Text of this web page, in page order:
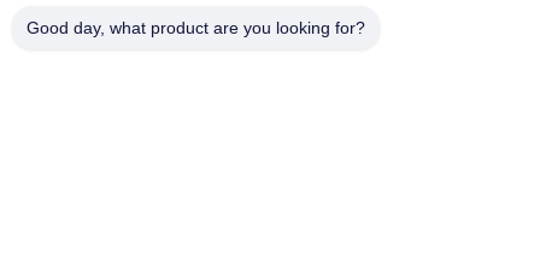
Good day, what product are you looking for?